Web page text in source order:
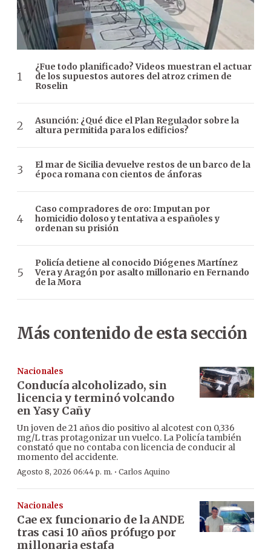
¿Fue todo planificado? Videos muestran el actuar
de los supuestos autores del atroz crimen de
Roselin
Asunción: ¿Qué dice el Plan Regulador sobre la
altura permitida para los edificios?
El mar de Sicilia devuelve restos de un barco de la
época romana con cientos de ánforas
Caso compradores de oro: Imputan por
homicidio doloso y tentativa a españoles y
ordenan su prisión
Policía detiene al conocido Diógenes Martínez
Vera y Aragón por asalto millonario en Fernando
de la Mora
Más contenido de esta sección
Nacionales
Conducía alcoholizado, sin
licencia y terminó volcando
en Yasy Cañy
Un joven de 21 años dio positivo al alcotest con 0,336
mg/L tras protagonizar un vuelco. La Policía también
constató que no contaba con licencia de conducir al
momento del accidente.
Agosto 8, 2026 06:44 p. m. · Carlos Aquino
Nacionales
Cae ex funcionario de la ANDE
tras casi 10 años prófugo por
millonaria estafa